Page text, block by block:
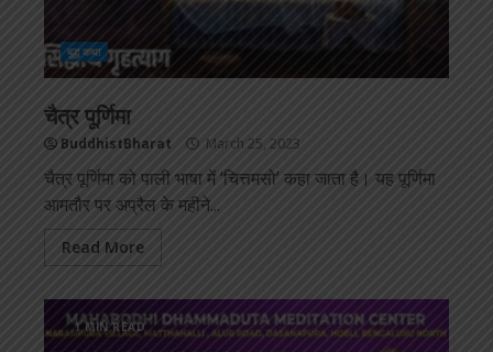
बुद्ध कथा
चैत्र पूर्णिमा
BuddhistBharat March 25, 2023
चैत्र पूर्णिमा को पाली भाषा में ‘चित्तमसो’ कहा जाता है। यह पूर्णिमा
आमतौर पर अप्रैल के महीने...
Read More
1 MIN READ